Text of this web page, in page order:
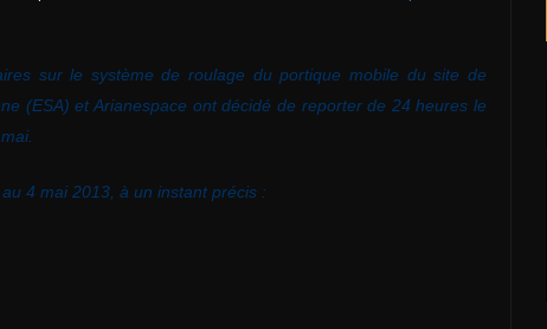
sur le système de roulage du portique mobile du site de
(ESA) et Arianespace ont décidé de reporter de 24 heures le
4 mai 2013, à un instant précis :